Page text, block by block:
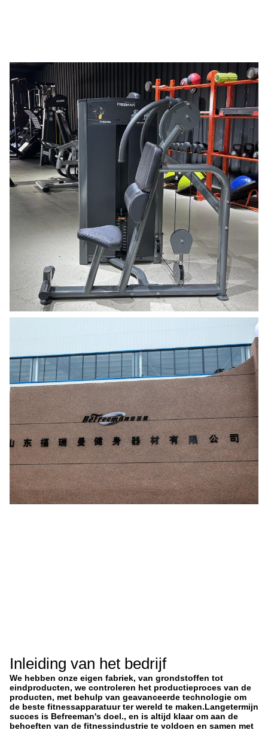
Inleiding van het bedrijf
We hebben onze eigen fabriek, van grondstoffen tot
eindproducten, we controleren het productieproces van de
producten, met behulp van geavanceerde technologie om
de beste fitnessapparatuur ter wereld te maken.Langetermijn
succes is Befreeman's doel., en is altijd klaar om aan de
behoeften van de fitnessindustrie te voldoen en samen met